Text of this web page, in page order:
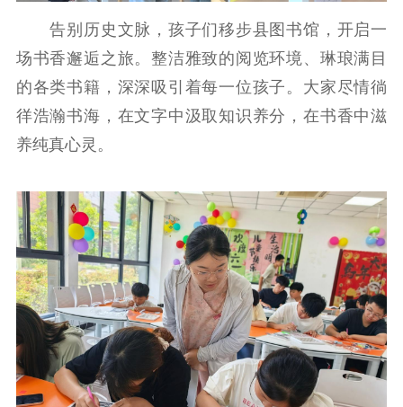
电影工作
电影创作 电影市场
机关党建
紫金人才 职称评审
数据资源
公共服务
新时代公民素养
提升资源库
新闻出版
政务服务
作品著作权
登记服务
科研创新
智库服务
文艺创作
告别历史文脉，孩子们移步县图书馆，开启一
场书香邂逅之旅。整洁雅致的阅览环境、琳琅满目
的各类书籍，深深吸引着每一位孩子。大家尽情徜
徉浩瀚书海，在文字中汲取知识养分，在书香中滋
养纯真心灵。